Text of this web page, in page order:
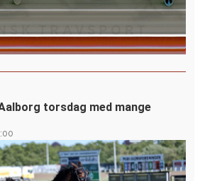
torsdag med mange